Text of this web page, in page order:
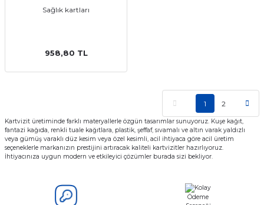
Sağlık kartları
958,80 TL
1 2
Kartvizit üretiminde farklı materyallerle özgün tasarımlar sunuyoruz. Kuşe kağıt,
fantazi kağıda, renkli tuale kağıtlara, plastik, şeffaf, sıvamalı ve altın varak yaldızlı
veya gümüş varaklı düz kesim veya özel kesimli, acil ihtiyaca göre acil üretim
seçeneklerle markanızın prestijini artıracak kaliteli kartvizitler hazırlıyoruz.
İhtiyacınıza uygun modern ve etkileyici çözümler burada sizi bekliyor.